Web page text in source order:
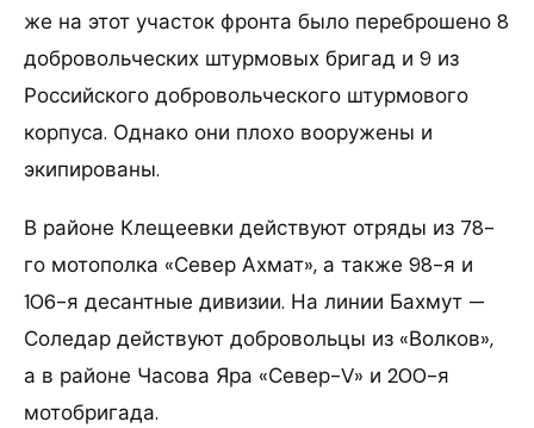
же на этот участок фронта было переброшено 8
добровольческих штурмовых бригад и 9 из
Российского добровольческого штурмового
корпуса. Однако они плохо вооружены и
экипированы.
В районе Клещеевки действуют отряды из 78-
го мотополка «Север Ахмат», а также 98-я и
106-я десантные дивизии. На линии Бахмут —
Соледар действуют добровольцы из «Волков»,
а в районе Часова Яра «Север-V» и 200-я
мотобригада.